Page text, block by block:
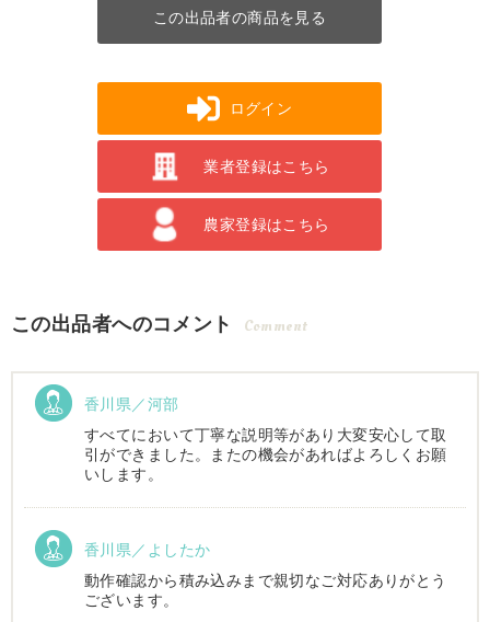
この出品者の商品を見る
ログイン
業者登録はこちら
農家登録はこちら
この出品者へのコメント Comment
香川県／河部
すべてにおいて丁寧な説明等があり大変安心して取
引ができました。またの機会があればよろしくお願
いします。
香川県／よしたか
動作確認から積み込みまで親切なご対応ありがとう
ございます。